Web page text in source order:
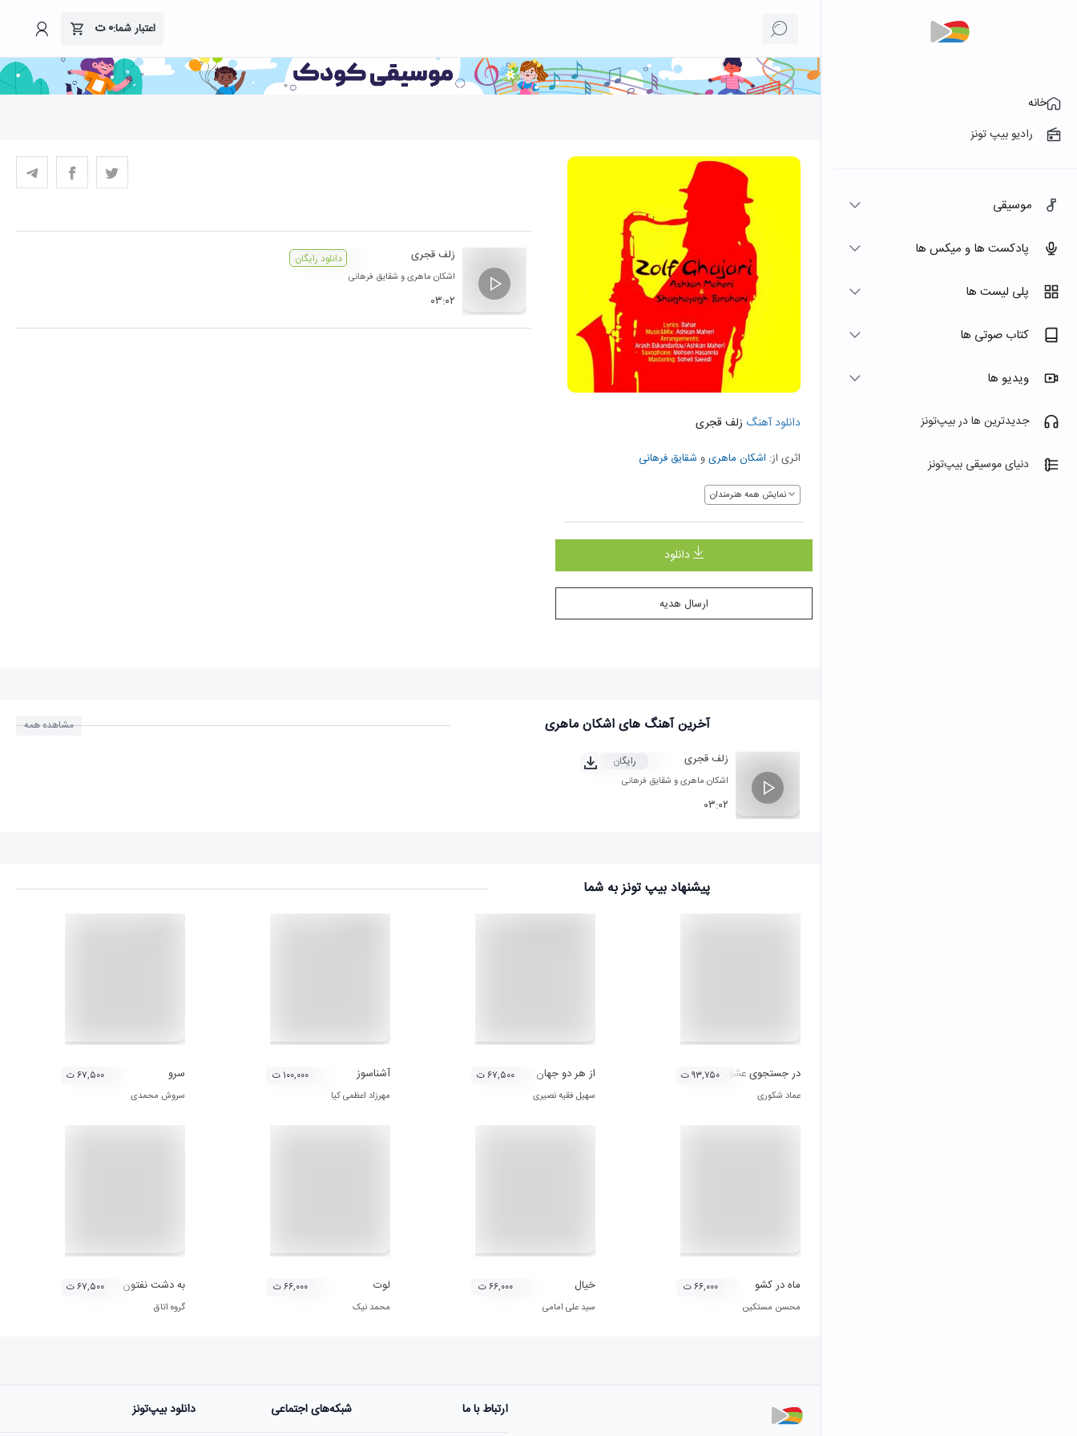
اعتبار شما:۰ت
خانه
رادیو بیپ تونز
موسیقی
پادکست ها و میکس ها
پلی لیست ها
کتاب صوتی ها
ویدیو ها
جدیدترین ها در بیپ‌تونز
دنیای موسیقی بیپ‌تونز
دانلود آهنگ زلف قجری
اثری از: اشکان ماهریو شقایق فرهانی
نمایش همه هنرمندان
دانلود
ارسال هدیه
زلف قجری
اشکان ماهریو شقایق فرهانی
۰۳:۰۲
دانلود رایگان
آخرین آهنگ های اشکان ماهری مشاهده همه
زلف قجری
اشکان ماهریو شقایق فرهانی
۰۳:۰۲
رایگان
پیشنهاد بیپ تونز به شما
در جستجوی عشق
عماد شکوری
۹۳,۷۵۰ ت از هر دو جهان
سهیل فقیه نصیری
۶۷,۵۰۰ ت آشناسوز
مهرزاد اعظمی کیا
۱۰۰,۰۰۰ ت سرو
سروش محمدی
۶۷,۵۰۰ ت
ماه در کشو
محسن مستکین
۶۶,۰۰۰ ت خیال
سید علی امامی
۶۶,۰۰۰ ت لوت
محمد نیک
۶۶,۰۰۰ ت به دشت نفتون
گروه اتاق
۶۷,۵۰۰ ت
ارتباط با ما شبکه‌های اجتماعی دانلود بیپ‌تونز